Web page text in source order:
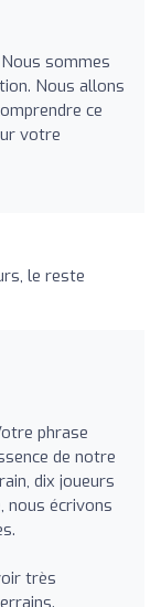
sommes
Nous allons
ce
votre
le reste
phrase
de notre
dix joueurs
nous écrivons
très